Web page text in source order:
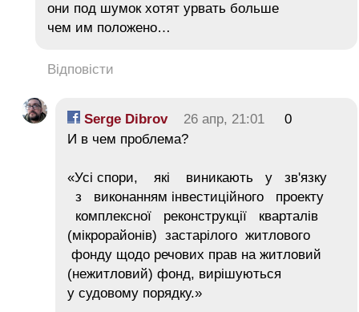
они под шумок хотят урвать больше
чем им положено…
Відповісти
Serge Dibrov 26 апр, 21:01
0
И в чем проблема?
«Усі спори, які виникають у зв'язку
з виконанням інвестиційного проекту
комплексної реконструкції кварталів
(мікрорайонів) застарілого житлового
фонду щодо речових прав на житловий
(нежитловий) фонд, вирішуються
у судовому порядку.»